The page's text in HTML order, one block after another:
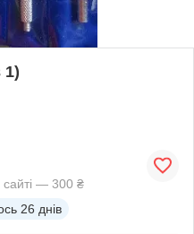
1)
сайті — 300 ₴
26 днів